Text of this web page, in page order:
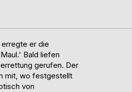
er die
Bald liefen
gerufen. Der
mit, wo festgestellt
von